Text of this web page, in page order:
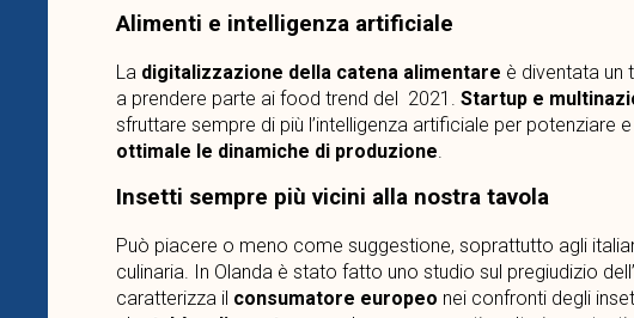
Alimenti e intelligenza artificiale
Ladigitalizzazione della catena alimentare è diventata un
a prendere parte ai food trend del 2021. Startup e
sfruttare sempre di più l’intelligenza artificiale per potenziare e
ottimale le dinamiche di produzione.
Insetti sempre più vicini alla nostra tavola
Può piacere o meno come suggestione, soprattutto agli
culinaria. In Olanda è stato fatto uno studio sul pregiudizio
caratterizza il consumatore europeo nei confronti degli